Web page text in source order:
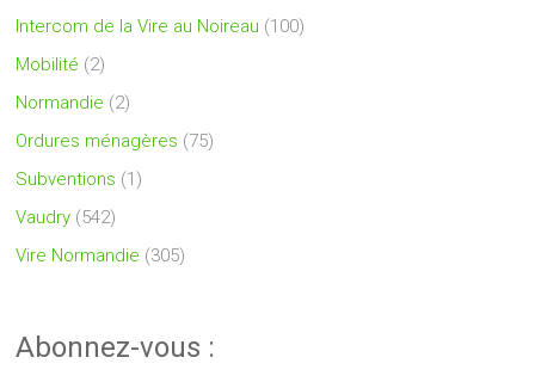
Intercom de la Vire au Noireau (100)
Mobilité (2)
Normandie (2)
Ordures ménagères (75)
Subventions (1)
Vaudry (542)
Vire Normandie (305)
Abonnez-vous :